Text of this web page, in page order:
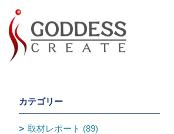
カテゴリー
取材レポート (89)